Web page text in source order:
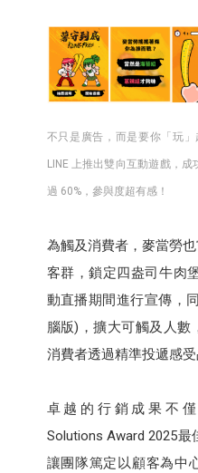
不只是廣告，而是要你「玩
LINE 上推出雙向互動遊戲，
過 60%，參與度超有感！
為觸及消費者，麥當勞
客群，鎖定四盎司牛肉
動直播期間進行宣傳，
腦版)，擴大可觸及人數
消費者透過精準投遞感受
卓越的行銷成果不
Solutions Award 2025
讓團隊篤定以顧客為中